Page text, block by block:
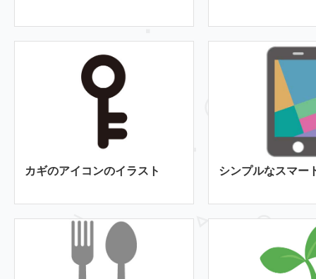
カギのアイコンのイラスト シンプルなスマー